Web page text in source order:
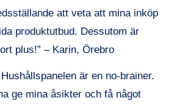
att veta att mina inköp
produktutbud. Dessutom är
plus!” – Karin, Örebro
är en no-brainer.
ge mina åsikter och få något